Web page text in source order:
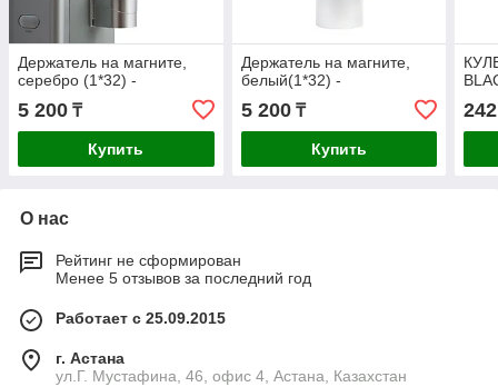
Держатель на магните,
серебро (1*32) -
5 200 ₸
Купить
Держатель на магните,
белый(1*32) -
5 200₸
Купить
О нас
Рейтинг не сформирован
Менее 5 отзывов за последний год
Работает с 25.09.2015
г. Астана
ул.Г. Мустафина, 46, офис 4, Астана, Казахстан